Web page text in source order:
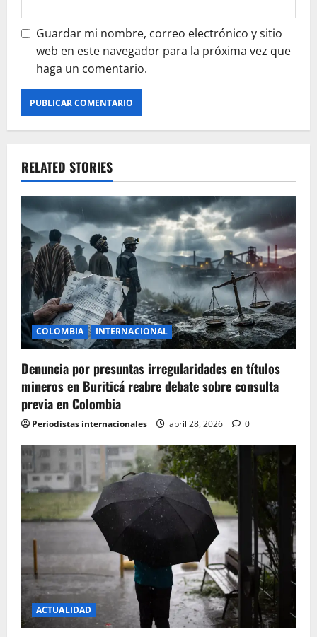
Guardar mi nombre, correo electrónico y sitio
web en este navegador para la próxima vez que
haga un comentario.
RELATED STORIES
COLOMBIA INTERNACIONAL
Denuncia por presuntas irregularidades en títulos
mineros en Buriticá reabre debate sobre consulta
previa en Colombia
Periodistas internacionales abril 28, 2026 0
ACTUALIDAD